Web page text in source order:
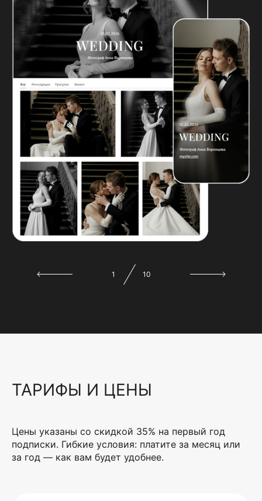
1 10
ТАРИФЫ И ЦЕНЫ
Цены указаны со скидкой 35% на первый год
подписки. Гибкие условия: платите за месяц или
за год — как вам будет удобнее.